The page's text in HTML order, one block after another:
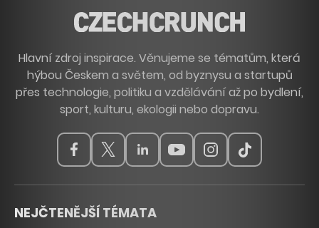
Hlavní zdroj inspirace. Věnujeme se tématům, která
hýbou Českem a světem, od byznysu a startupů
přes technologie, politiku a vzdělávání až po bydlení,
sport, kulturu, ekologii nebo dopravu.
NEJČTENĚJŠÍ TÉMATA